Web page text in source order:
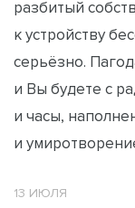
разбитый
к устройству
серьёзно.
и Вы будете с
и часы,
и
13 ИЮЛЯ